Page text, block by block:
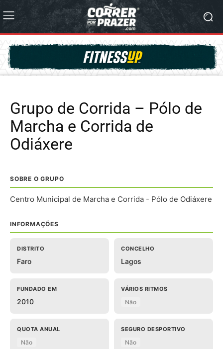
Grupo de Corrida – Pólo de
Marcha e Corrida de
Odiáxere
SOBRE O GRUPO
Centro Municipal de Marcha e Corrida - Pólo de Odiáxere
INFORMAÇÕES
DISTRITO
Faro
CONCELHO
Lagos
FUNDADO EM
2010
VÁRIOS RITMOS
Não
QUOTA ANUAL
Não
SEGURO DESPORTIVO
Não